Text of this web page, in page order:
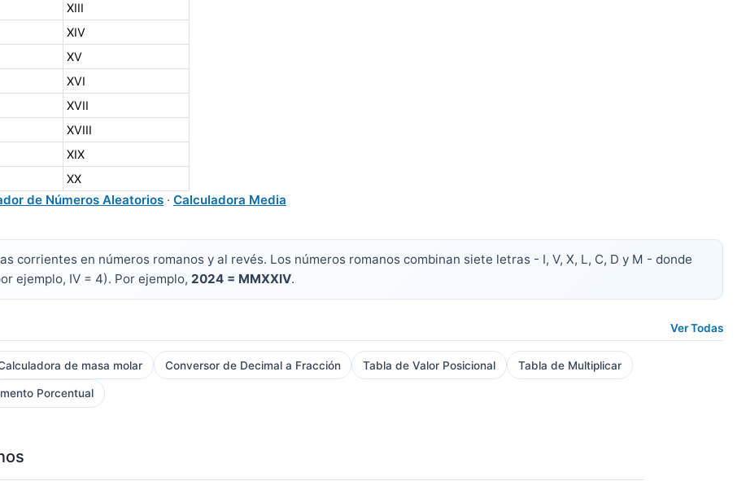
XIII
XIV
XV
XVI
XVII
XVIII
XIX
XX
de Números Aleatorios · Calculadora Media
corrientes en números romanos y al revés. Los números romanos combinan siete letras - I, V, X, L, C, D y M - donde
ejemplo, IV = 4). Por ejemplo, 2024 = MMXXIV.
Ver Todas
de masa molar Conversor de Decimal a Fracción Tabla de Valor Posicional Tabla de Multiplicar
Porcentual